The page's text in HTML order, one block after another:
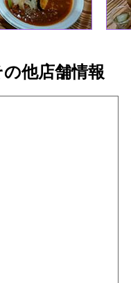
他店舗情報